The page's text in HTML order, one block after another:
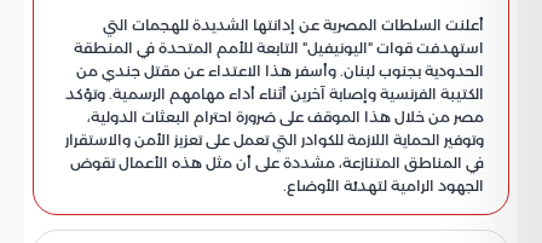
أعلنت السلطات المصرية عن إدانتها الشديدة للهجمات التي
استهدفت قوات "اليونيفيل" التابعة للأمم المتحدة في المنطقة
الحدودية بجنوب لبنان. وأسفر هذا الاعتداء عن مقتل جندي من
الكتيبة الفرنسية وإصابة آخرين أثناء أداء مهامهم الرسمية. وتؤكد
مصر من خلال هذا الموقف على ضرورة احترام البعثات الدولية،
وتوفير الحماية اللازمة للكوادر التي تعمل على تعزيز الأمن والاستقرار
في المناطق المتنازعة، مشددة على أن مثل هذه الأعمال تقوض
الجهود الرامية لتهدئة الأوضاع.